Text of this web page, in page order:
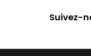
Suivez-